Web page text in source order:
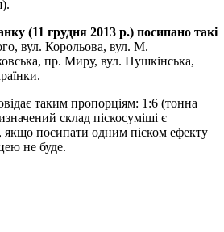
(11 грудня 2013 р.) посипано такі
вул. Корольова, вул. М.
пр. Миру, вул. Пушкінська,
таким пропорціям: 1:6 (тонна
склад піскосуміші є
якщо посипати одним піском ефекту
не буде.